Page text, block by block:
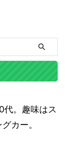
代。趣味はス
カー。